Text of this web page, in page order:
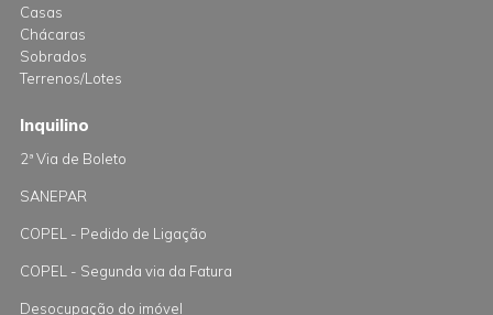
Casas
Chácaras
Sobrados
Terrenos/Lotes
Inquilino
2ª Via de Boleto
SANEPAR
COPEL - Pedido de Ligação
COPEL - Segunda via da Fatura
Desocupação do imóvel